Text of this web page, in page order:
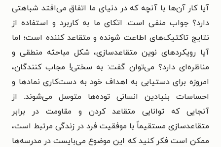
آیا کار آن‌ها با آنچه که در دنیای ما اتفاق می‌افتد شباهتی
دارد؟ جواب منفی است. اتکای ما به کاربرد و استفاده از
نتایج تاکتیک‌های اطاعت شونده و متقاعد کننده است؛ اما
آیا رویکردهای نوین متقاعدسازی، شکل مباحثه منطقی و
مناظره‌ای دارد؟ می‌توان گفت: به سختی! مجاب کنندگان،
امروزه برای دستیابی به اهداف خود به دست‌کاری نمادها و
احساسات بنیادین انسانی توده‌ها متوسل می‌شوند. از
آنجایی که توانایی متقاعد کردن و مقاومت در برابر
متقاعدسازی مستقیماً با موفقیت فرد در زندگی مرتبط است،
ممکن است فکر کنید که این موضوع می‌بایست در مدرسه‌ها